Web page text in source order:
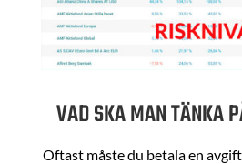
VAD SKA MAN TÄNKA
Oftast måste du betala en